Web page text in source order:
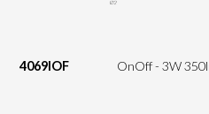
4069IOF OnOff - 3W